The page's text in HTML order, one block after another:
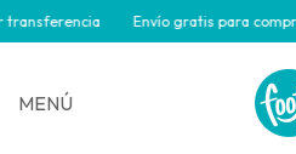
Envío gratis para
MENÚ